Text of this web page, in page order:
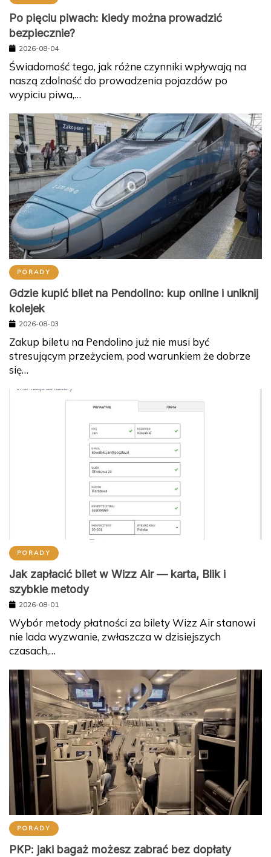
Po pięciu piwach: kiedy można prowadzić
bezpiecznie?
2026-08-04
Świadomość tego, jak różne czynniki wpływają na
naszą zdolność do prowadzenia pojazdów po
wypiciu piwa,…
PORADY
Gdzie kupić bilet na Pendolino: kup online i uniknij
kolejek
2026-08-03
Zakup biletu na Pendolino już nie musi być
stresującym przeżyciem, pod warunkiem że dobrze
się…
PORADY
Jak zapłacić bilet w Wizz Air — karta, Blik i
szybkie metody
2026-08-01
Wybór metody płatności za bilety Wizz Air stanowi
nie lada wyzwanie, zwłaszcza w dzisiejszych
czasach,…
PORADY
PKP: jaki bagaż możesz zabrać bez dopłaty